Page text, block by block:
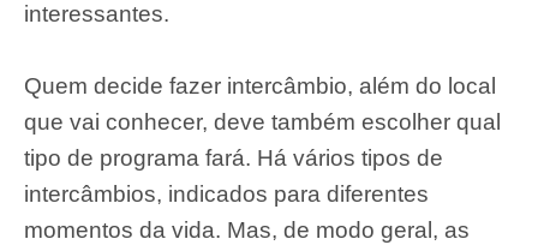
interessantes.
Quem decide fazer intercâmbio, além do local
que vai conhecer, deve também escolher qual
tipo de programa fará. Há vários tipos de
intercâmbios, indicados para diferentes
momentos da vida. Mas, de modo geral, as